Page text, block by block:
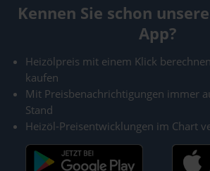
Kennen Sie schon
App?
Heizölpreis mit einem Klick
kaufen
Mit Preisbenachrichtigungen immer
Stand
Heizöl-Preisentwicklungen im Chart